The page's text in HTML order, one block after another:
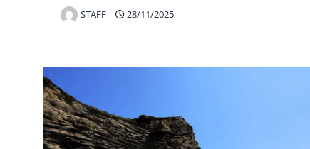
STAFF 28/11/2025